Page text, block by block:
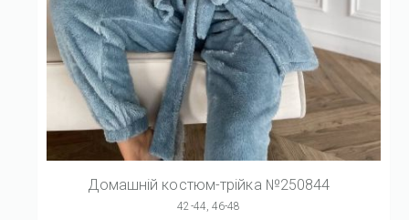
Домашній костюм-трійка №250844
42-44, 46-48